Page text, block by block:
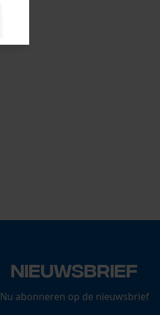
Nieuwsbrief
Nu abonneren op de nieuwsbrief